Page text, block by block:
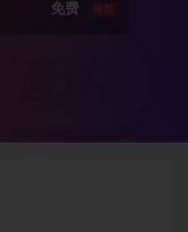
免费 推荐